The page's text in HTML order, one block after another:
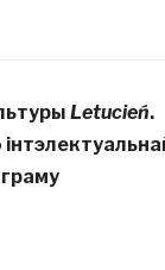
Letucień.